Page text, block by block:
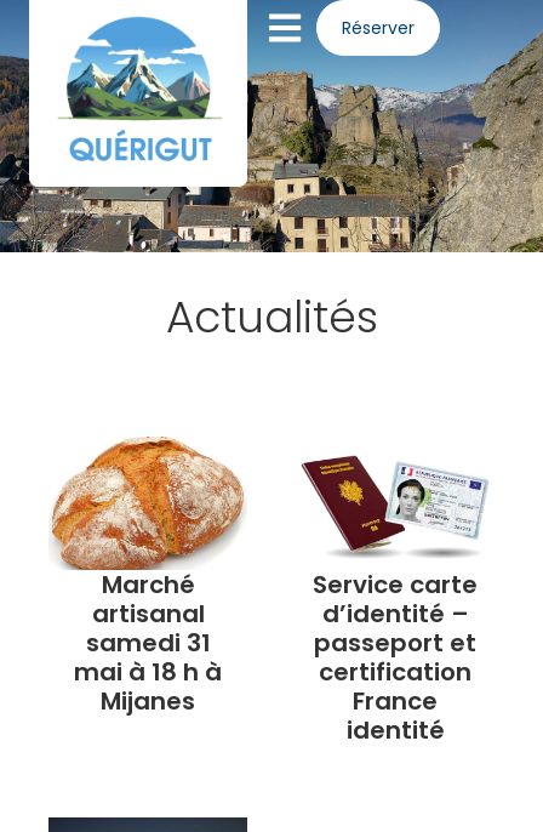
Panneau de gestion des cookies Réserver
Actualités
Marché
artisanal
samedi 31
mai à 18 h à
Mijanes
Service carte
d’identité –
passeport et
certification
France
identité